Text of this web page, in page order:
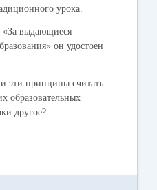
урока.
«За выдающиеся
он удостоен
эти принципы считать
образовательных
другое?